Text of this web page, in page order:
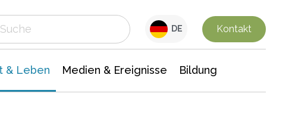
DE Kontakt
& Leben Medien & Ereignisse Bildung